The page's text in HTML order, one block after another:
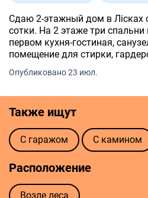
Сдаю 2-этажный дом в Лісках
сотки. На 2 этаже три
первом кухня-гостиная, санузел (ванна и душ, туалет),
помещение для стирки,
декоративная штукатурка,
теплый гараж.
Опубликовано 23 июл.
Также ищут
С гаражом С камином
Расположение
Возле леса